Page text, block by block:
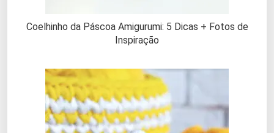
Coelhinho da Páscoa Amigurumi: 5 Dicas + Fotos de
Inspiração